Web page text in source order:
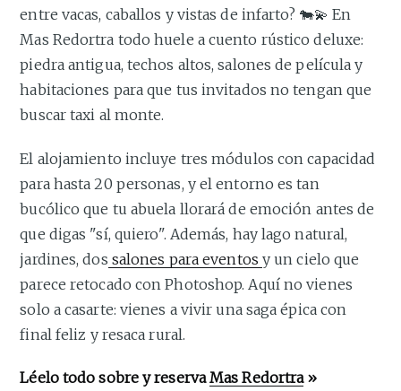
entre vacas, caballos y vistas de infarto? 🐄💫 En
Mas Redortra todo huele a cuento rústico deluxe:
piedra antigua, techos altos, salones de película y
habitaciones para que tus invitados no tengan que
buscar taxi al monte.
El alojamiento incluye tres módulos con capacidad
para hasta 20 personas, y el entorno es tan
bucólico que tu abuela llorará de emoción antes de
que digas "sí, quiero". Además, hay lago natural,
jardines, dos salones para eventos y un cielo que
parece retocado con Photoshop. Aquí no vienes
solo a casarte: vienes a vivir una saga épica con
final feliz y resaca rural.
Léelo todo sobre y reservaMas Redortra»